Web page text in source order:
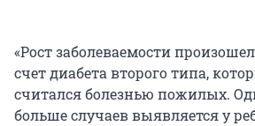
«Рост заболеваемости
счет диабета второго типа,
считался болезнью пожилых.
больше случаев выявляется у